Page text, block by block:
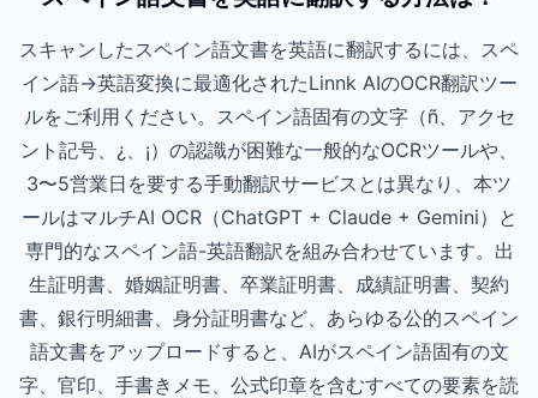
スキャンしたスペイン語文書を英語に翻訳するには、スペ
イン語→英語変換に最適化されたLinnk AIのOCR翻訳ツー
ルをご利用ください。スペイン語固有の文字（ñ、アクセ
ント記号、¿、¡）の認識が困難な一般的なOCRツールや、
3〜5営業日を要する手動翻訳サービスとは異なり、本ツ
ールはマルチAI OCR（ChatGPT + Claude + Gemini）と
専門的なスペイン語-英語翻訳を組み合わせています。出
生証明書、婚姻証明書、卒業証明書、成績証明書、契約
書、銀行明細書、身分証明書など、あらゆる公的スペイン
語文書をアップロードすると、AIがスペイン語固有の文
字、官印、手書きメモ、公式印章を含むすべての要素を読